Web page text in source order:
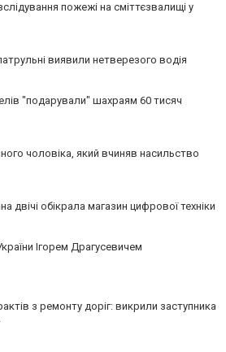
пожежі на сміттєзвалищі у
виявили нетверезого водія
"подарували" шахраям 60 тисяч
чоловіка, який вчиняв насильство
двічі обікрала магазин цифрової техніки
Ігорем Драгусевичем
з ремонту доріг: викрили заступника